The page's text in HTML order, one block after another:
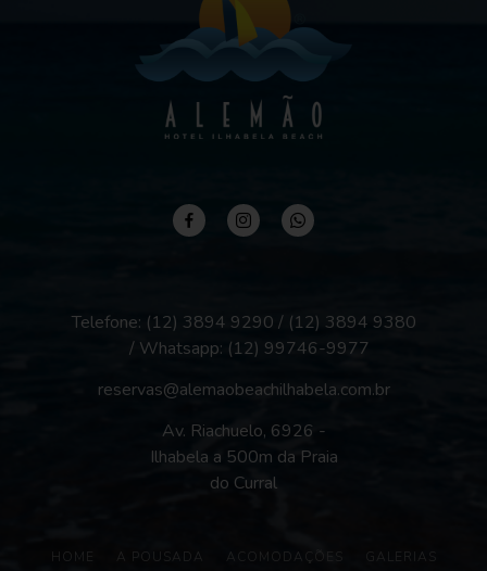
Telefone: (12) 3894 9290 / (12) 3894 9380
/ Whatsapp: (12) 99746-9977
reservas@alemaobeachilhabela.com.br
Av. Riachuelo, 6926 -
Ilhabela a 500m da Praia
do Curral
HOME A POUSADA ACOMODAÇÕES GALERIAS